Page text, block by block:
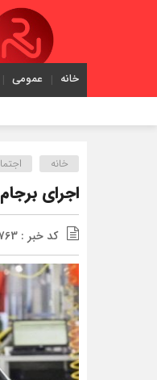
خانه عمومی
خانه
اجرای
کد خبر : 33763